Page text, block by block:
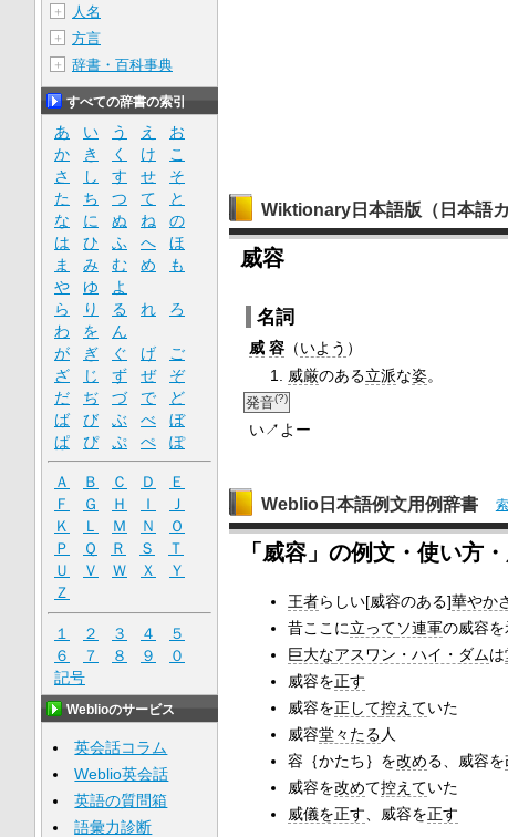
Wiktionary日本語版（日本語カ
威容
名詞
威 容（いよう ）
威厳のある立派な姿。
発音(?)
い↗よー
Weblio日本語例文用例辞書
「威容」の例文・使い方
王者らしい[威容のある]華やか
昔ここに立ってソ連軍の威容を
巨大なアスワン・ハイ・ダムは
威容を正す
威容を正して控えていた
威容堂々たる 人
容｛かたち｝を改める、威容を
威容を改めて控えていた
威儀を正す 、威容を正す
＋ 人名
＋ 方言
＋ 辞書・百科事典
すべての辞書の索引
あ い う え
お
か
き く け
こ
さ
し す せ
そ
た
ち つ て
と
な
に ぬ ね
の
は
ひ ふ へ
ほ
ま
み む め
も
や
ゆ
よ
ら
り る れ
ろ
わ
を
ん
が
ぎ ぐ げ
ご
ざ
じ ず ぜ
ぞ
だ
ぢ づ で
ど
ば
び ぶ べ
ぼ
ぱ
ぴ ぷ ぺ ぽ
Ａ Ｂ Ｃ Ｄ
Ｅ
Ｆ
Ｇ Ｈ Ｉ
Ｊ
Ｋ
Ｌ Ｍ Ｎ
Ｏ
Ｐ
Ｑ Ｒ Ｓ
Ｔ
Ｕ
Ｖ Ｗ Ｘ
Ｙ
Ｚ
１ ２ ３ ４
５
６
７ ８ ９
０
記号
Weblioのサービス
英会話コラム
Weblio英会話
英語の質問箱
語彙力診断